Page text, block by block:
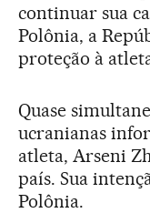
continuar sua
Polônia, a
proteção à
Quase
ucranianas
atleta, Arseni
país. Sua
Polônia.